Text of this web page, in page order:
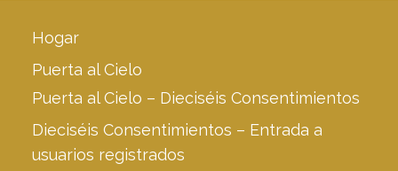
Hogar
Puerta al Cielo
Puerta al Cielo – Dieciséis Consentimientos
Dieciséis Consentimientos – Entrada a
usuarios registrados